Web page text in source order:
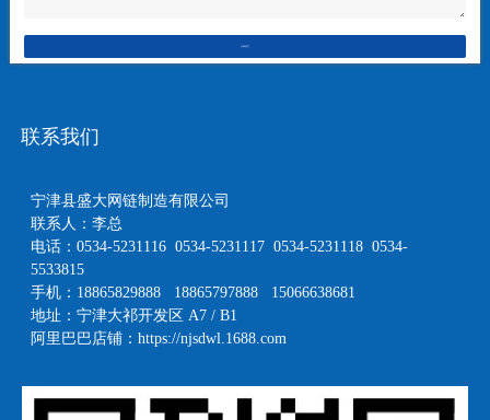
联系我们
宁津县盛大网链制造有限公司
联系人：李总
电话：0534-5231116 0534-5231117 0534-5231118 0534-
5533815
手机：18865829888 18865797888 15066638681
地址：宁津大祁开发区 A7 / B1
阿里巴巴店铺：https://njsdwl.1688.com